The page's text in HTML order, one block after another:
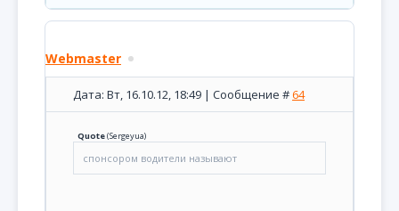
Webmaster
Дата: Вт, 16.10.12, 18:49 | Сообщение #64
Quote(Sergeyua)
спонсором водители называют